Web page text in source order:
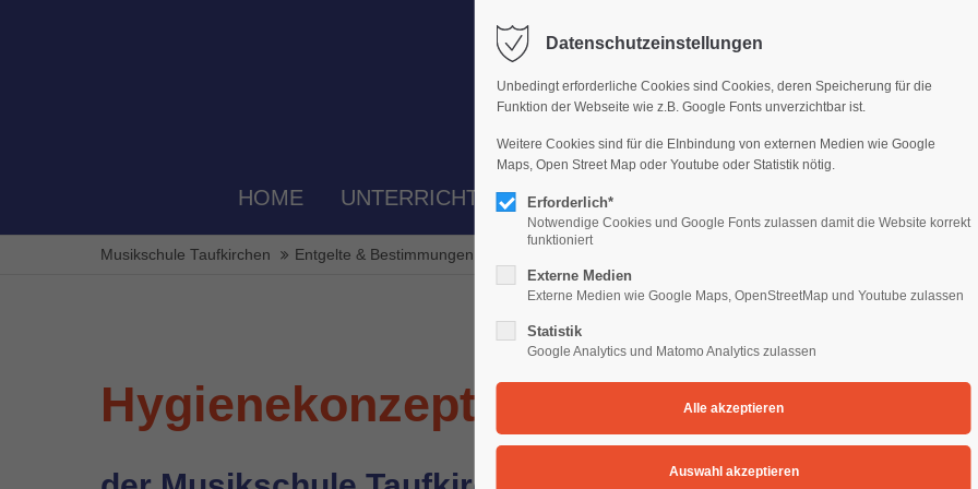
Der Eintrag "offcanvas-col2" existiert
leider nicht.
leider nicht.
HOME UNTERRICHT ANMELDUNG ENTGELTE &
Musikschule Taufkirchen Entgelte & Bestimmungen
Hygienekonzept
Datenschutzeinstellungen
Unbedingt erforderliche Cookies sind Cookies, deren Speicherung für die
Funktion der Webseite wie z.B. Google Fonts unverzichtbar ist.
Weitere Cookies sind für die EInbindung von externen Medien wie Google
Maps, Open Street Map oder Youtube oder Statistik nötig.
Erforderlich*
Notwendige Cookies und Google Fonts zulassen damit die Website korrekt
funktioniert
Externe Medien
Externe Medien wie Google Maps, OpenStreetMap und Youtube zulassen
Statistik
Google Analytics und Matomo Analytics zulassen